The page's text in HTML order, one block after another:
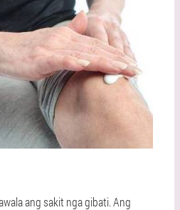
ang sakit nga gibati. Ang